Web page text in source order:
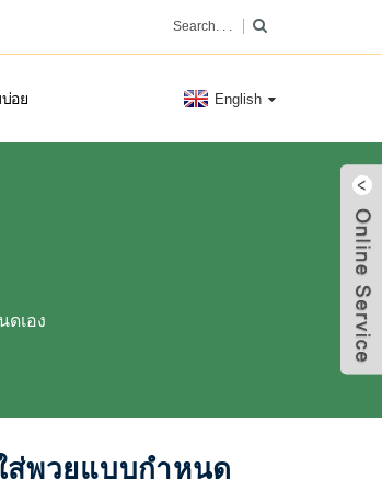
อย English
ดเอง
ส่พวยแบบกำหนด